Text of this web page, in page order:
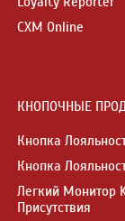
CXM Online
КНОПОЧНЫЕ
Кнопка
Кнопка
Легкий Монитор
Присутствия